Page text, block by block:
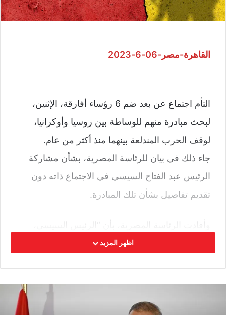
القاهرة-مصر-06-6-2023
التأم اجتماع عن بعد ضم 6 رؤساء أفارقة، الإثنين،
لبحث مبادرة منهم للوساطة بين روسيا وأوكرانيا،
لوقف الحرب المندلعة بينهما منذ أكثر من عام.
جاء ذلك في بيان للرئاسة المصرية، بشأن مشاركة
الرئيس عبد الفتاح السيسي في الاجتماع ذاته دون
تقديم تفاصيل بشأن تلك المبادرة.
شارك عبر تقنية الفيديو كونفرانس، في اجتماع مع
اظهر المزيد